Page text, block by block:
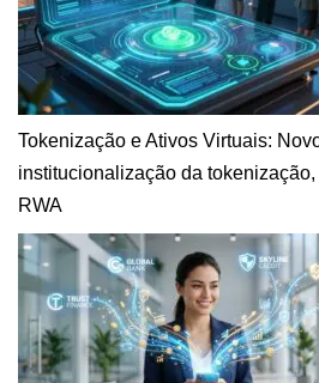
Tokenização e Ativos Virtuais:
institucionalização da
RWA